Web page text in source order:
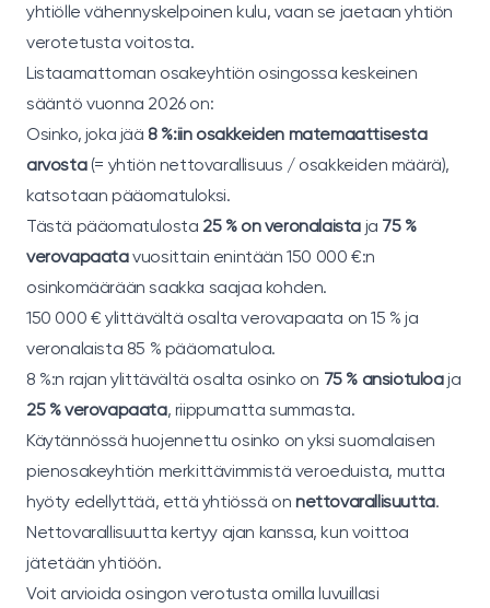
yhtiölle vähennyskelpoinen kulu, vaan se jaetaan yhtiön
verotetusta voitosta.
Listaamattoman osakeyhtiön osingossa keskeinen
sääntö vuonna 2026 on:
Osinko, joka jää 8 %:iin osakkeiden matemaattisesta
arvosta(= yhtiön nettovarallisuus / osakkeiden määrä),
katsotaan pääomatuloksi.
Tästä pääomatulosta 25 % on veronalaista ja 75 %
verovapaatavuosittain enintään 150 000 €:n
osinkomäärään saakka saajaa kohden.
150 000 € ylittävältä osalta verovapaata on 15 % ja
veronalaista 85 % pääomatuloa.
8 %:n rajan ylittävältä osalta osinko on 75 % ansiotuloaja
25 % verovapaata, riippumatta summasta.
Käytännössä huojennettu osinko on yksi suomalaisen
pienosakeyhtiön merkittävimmistä veroeduista, mutta
hyöty edellyttää, että yhtiössä onnettovarallisuutta.
Nettovarallisuutta kertyy ajan kanssa, kun voittoa
jätetään yhtiöön.
Voit arvioida osingon verotusta omilla luvuillasi